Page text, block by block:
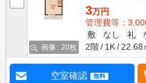
画像 : 20枚
3万円
管理費等：
敷
なし 礼
2階
1K 22.68
空室確認 無料